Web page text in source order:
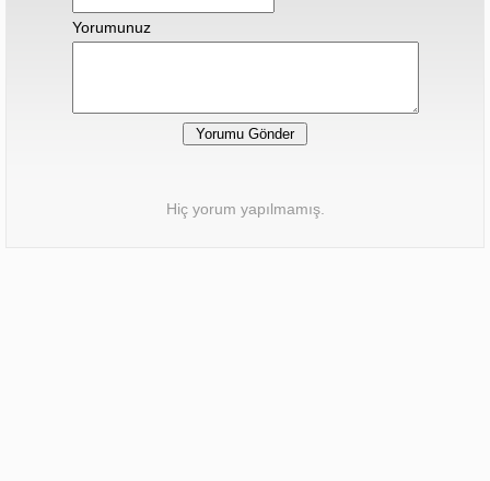
Yorumunuz
Hiç yorum yapılmamış.